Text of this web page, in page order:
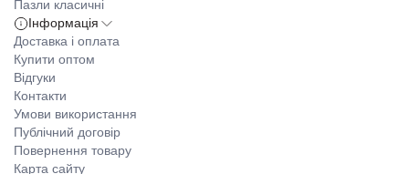
Пазли класичні
Інформація
Доставка і оплата
Купити оптом
Відгуки
Контакти
Умови використання
Публічний договір
Повернення товару
Карта сайту